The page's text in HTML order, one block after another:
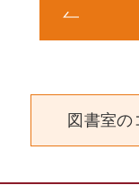
図書室の